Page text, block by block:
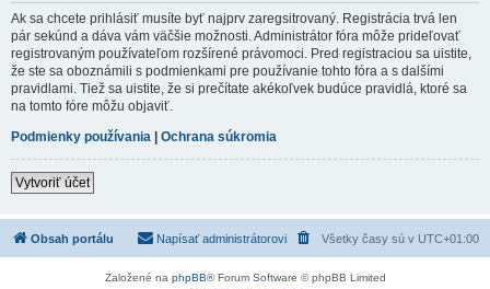
Ak sa chcete prihlásiť musíte byť najprv zaregsitrovaný. Registrácia trvá len
pár sekúnd a dáva vám väčšie možnosti. Administrátor fóra môže prideľovať
registrovaným používateľom rozšírené právomoci. Pred registraciou sa uistite,
že ste sa oboznámili s podmienkami pre používanie tohto fóra a s dalšími
pravidlami. Tiež sa uistite, že si prečítate akékoľvek budúce pravidlá, ktoré sa
na tomto fóre môžu objaviť.
Podmienky používania | Ochrana súkromia
Vytvoriť účet
Obsah portálu Všetky časy sú v UTC+01:00
Napísať administrátorovi
Založené na phpBB® Forum Software © phpBB Limited